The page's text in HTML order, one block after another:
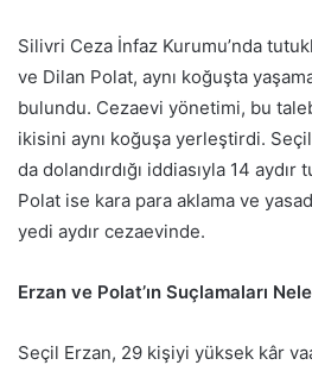
Silivri Ceza İnfaz Kurumu’nda
ve Dilan Polat, aynı koğuşta
bulundu. Cezaevi yönetimi, bu
ikisini aynı koğuşa yerleştirdi.
da dolandırdığı iddiasıyla 14
Polat ise kara para aklama ve
yedi aydır cezaevinde.
Erzan ve Polat’ın Suçlamaları
Seçil Erzan, 29 kişiyi yüksek kâr